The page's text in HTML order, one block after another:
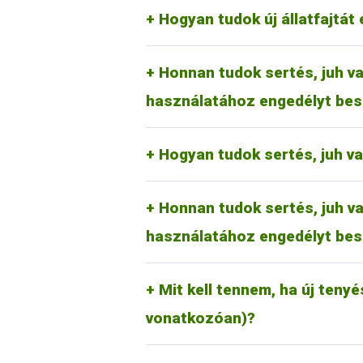
Hogyan tudok új állatfajtát
Honnan tudok sertés, juh
használatához engedélyt
Az erre vonatkozó tudnivalók
jelölőkalapács használati
Hogyan tudok sertés, juh
RA-SE Genetics Kft.
UBM Genetics Kft.
Mangalicatenyésztők Országos
Juh és kecske esetében:
Honnan tudok sertés, juh
használatához engedélyt
Az erre vonatkozó tudnivalók
jelölőkalapács használati
Mit kell tennem, ha új
vonatkozóan)?
tudnivalókat (általános
kattintva lehet elérni.